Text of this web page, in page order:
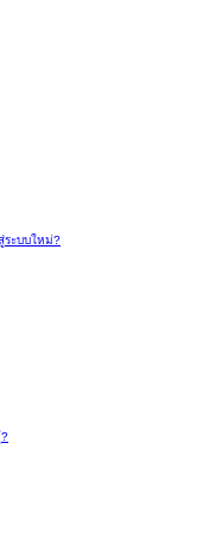
ระบบใหม่?